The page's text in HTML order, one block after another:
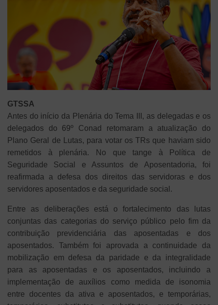
GTSSA
Antes do início da Plenária do Tema III, as delegadas e os
delegados do 69º Conad retomaram a atualização do
Plano Geral de Lutas, para votar os TRs que haviam sido
remetidos à plenária. No que tange à Política de
Seguridade Social e Assuntos de Aposentadoria, foi
reafirmada a defesa dos direitos das servidoras e dos
servidores aposentados e da seguridade social.
Entre as deliberações está o fortalecimento das lutas
conjuntas das categorias do serviço público pelo fim da
contribuição previdenciária das aposentadas e dos
aposentados. Também foi aprovada a continuidade da
mobilização em defesa da paridade e da integralidade
para as aposentadas e os aposentados, incluindo a
implementação de auxílios como medida de isonomia
entre docentes da ativa e aposentados, e temporárias,